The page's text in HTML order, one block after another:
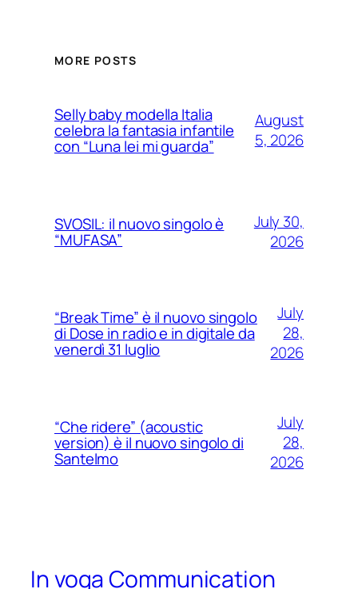
MORE POSTS
Selly baby modella Italia
celebra la fantasia infantile
con “Luna lei mi guarda”
August
5, 2026
SVOSIL: il nuovo singolo è
“MUFASA”
July 30,
2026
“Break Time” è il nuovo singolo
di Dose in radio e in digitale da
venerdì 31 luglio
July
28,
2026
“Che ridere” (acoustic
version) è il nuovo singolo di
Santelmo
July
28,
2026
In voga Communication